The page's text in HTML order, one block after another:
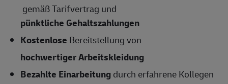
gemäß Tarifvertrag und
pünktliche Gehaltszahlungen
Kostenlose Bereitstellung von
hochwertiger Arbeitskleidung
Bezahlte Einarbeitungdurch erfahrene Kollegen